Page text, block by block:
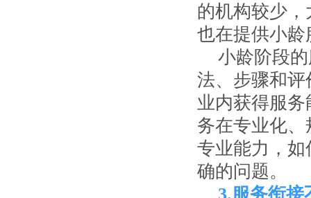
的机构较少
也在提供小龄
小龄阶段
法、步骤和
业内获得服
务在专业化
专业能力，
确的问题。